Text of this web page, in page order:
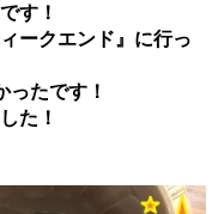
す！
ークエンド』に行っ
ったです！
た！